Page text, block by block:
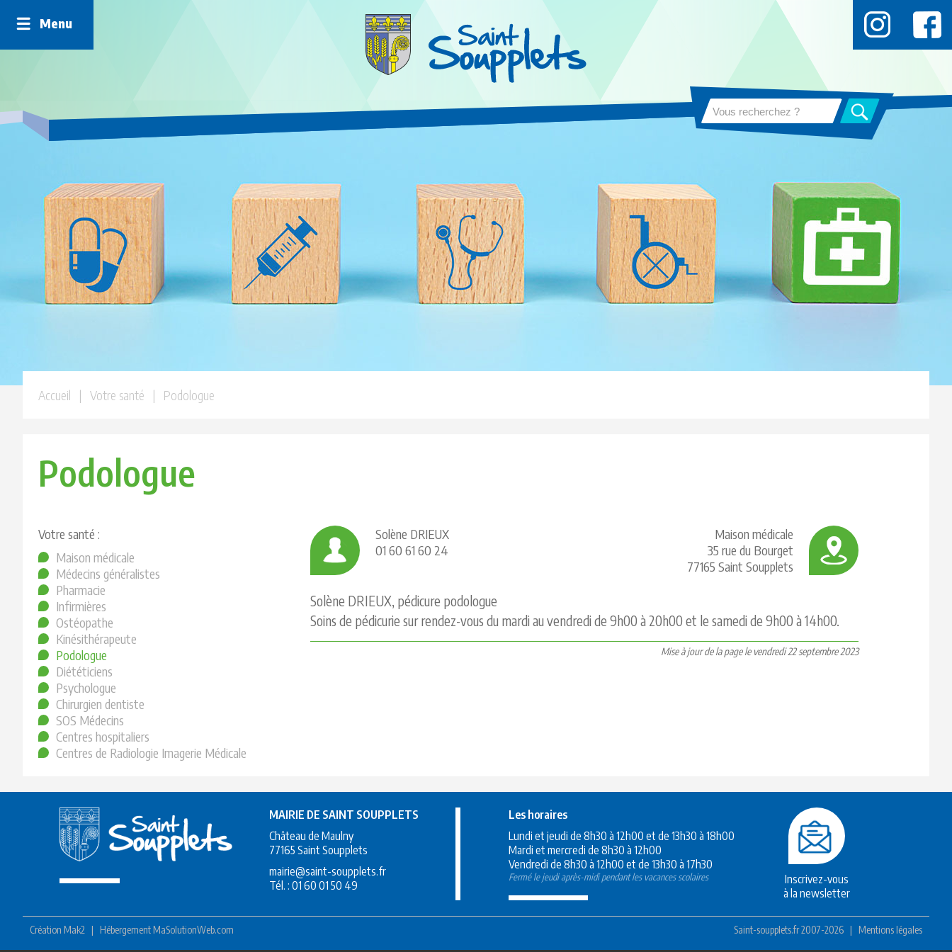
Menu
Accueil | Votre santé | Podologue
Podologue
Votre santé :
Maison médicale
Médecins généralistes
Pharmacie
Infirmières
Ostéopathe
Kinésithérapeute
Podologue
Diététiciens
Psychologue
Chirurgien dentiste
SOS Médecins
Centres hospitaliers
Centres de Radiologie Imagerie Médicale
Solène DRIEUX
01 60 61 60 24
Maison médicale
35 rue du Bourget
77165 Saint Soupplets
Solène DRIEUX, pédicure podologue
Soins de pédicurie sur rendez-vous du mardi au vendredi de 9h00 à 20h00 et le samedi de 9h00 à 14h00.
Mise à jour de la page le vendredi 22 septembre 2023
MAIRIE DE SAINT SOUPPLETS
Château de Maulny
77165 Saint Soupplets
mairie@saint-soupplets.fr
Tél. :01 60 01 50 49
Les horaires
Lundi et jeudi de 8h30 à 12h00 et de 13h30 à 18h00
Mardi et mercredi de 8h30 à 12h00
Vendredi de 8h30 à 12h00 et de 13h30 à 17h30
Fermé le jeudi après-midi pendant les vacances scolaires
Inscrivez-vous
à la newsletter
Création Mak2 | HébergementMaSolutionWeb.com Saint-soupplets.fr 2007-2026 | Mentions légales